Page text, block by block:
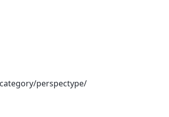
perspectype/